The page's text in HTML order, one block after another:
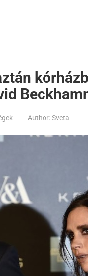
Author:Sveta